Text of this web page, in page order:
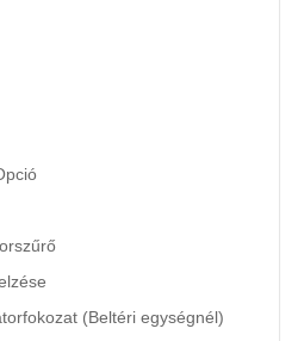
(Beltéri egységnél)